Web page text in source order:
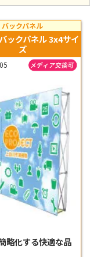
バックパネル
ックパネル 3x4サイ
ズ
略化する快適な品